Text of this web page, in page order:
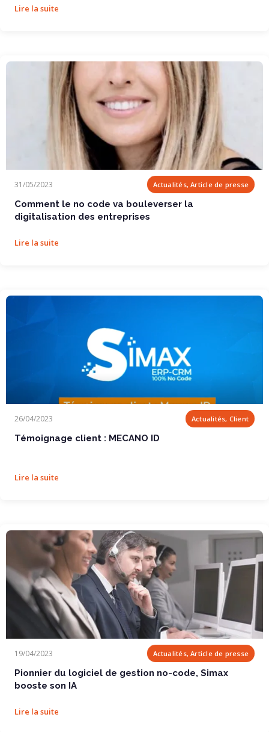
Lire la suite
31/05/2023 Actualités, Article de presse
Comment le no code va bouleverser la
digitalisation des entreprises
Lire la suite
26/04/2023 Actualités, Client
Témoignage client : MECANO ID
Lire la suite
Pionnier du logiciel de gestion no-code, Simax...
19/04/2023 Actualités, Article de presse
Pionnier du logiciel de gestion no-code, Simax
booste son IA
Lire la suite